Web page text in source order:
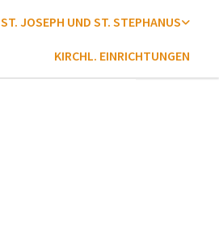
ST. JOSEPH UND ST. STEPHANUS
KIRCHL. EINRICHTUNGEN